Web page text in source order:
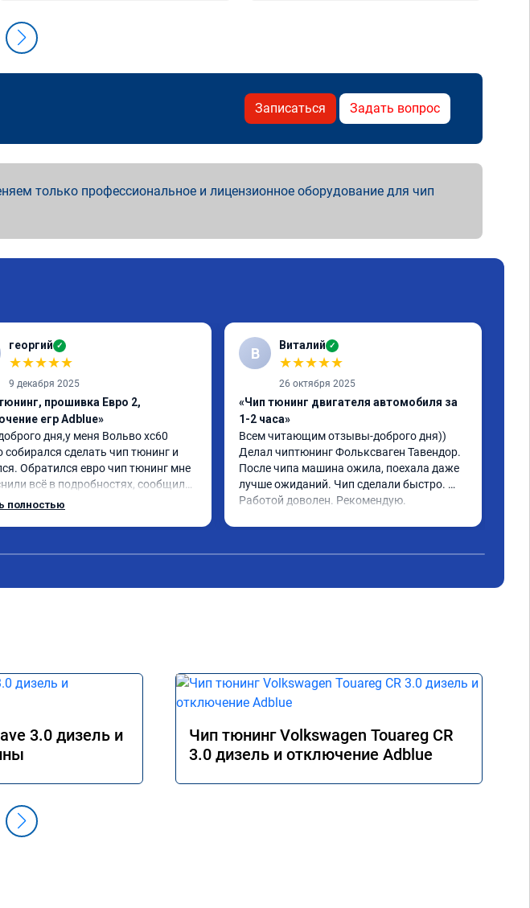
Записаться Задать вопрос
только профессиональное и лицензионное оборудование для чип
георгий ✓
★★★★★
9 декабря 2025
прошивка Евро 2,
егр Adblue»
дня,у меня Вольво xc60
собирался сделать чип тюнинг и
Обратился евро чип тюнинг мне
всё в подробностях, сообщили
записали. Приехал в назначенное
полностью
В Виталий ✓
★★★★★
26 октября 2025
«Чип тюнинг двигателя автомобиля за
1-2 часа»
Всем читающим отзывы-доброго дня))
Делал чиптюнинг Фольксваген Тавендор.
После чипа машина ожила, поехала даже
лучше ожиданий. Чип сделали быстро.
Работой доволен. Рекомендую.
3.0 дизель и
Чип тюнинг Volkswagen Touareg CR
3.0 дизель и отключение Adblue